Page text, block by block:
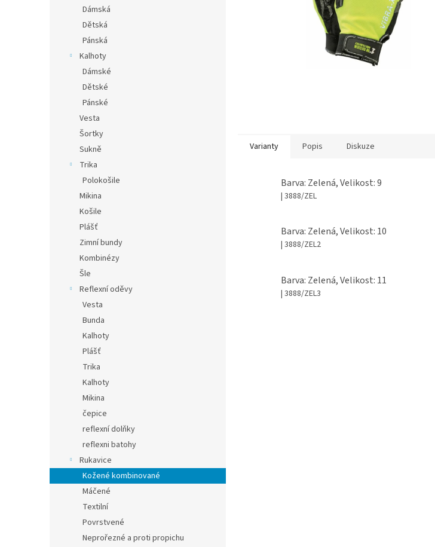
Dámská
Dětská
Pánská
Kalhoty
Dámské
Dětské
Pánské
Vesta
Šortky
Sukně
Trika
Polokošile
Mikina
Košile
Plášť
Zimní bundy
Kombinézy
Šle
Reflexní oděvy
Vesta
Bunda
Kalhoty
Plášť
Trika
Kalhoty
Mikina
čepice
reflexní dolňky
reflexni batohy
Rukavice
Kožené kombinované
Máčené
Textilní
Povrstvené
Neprořezné a proti propichu
Varianty Popis Diskuze
Barva: Zelená, Velikost: 9
| 3888/ZEL
Barva: Zelená, Velikost: 10
| 3888/ZEL2
Barva: Zelená, Velikost: 11
| 3888/ZEL3